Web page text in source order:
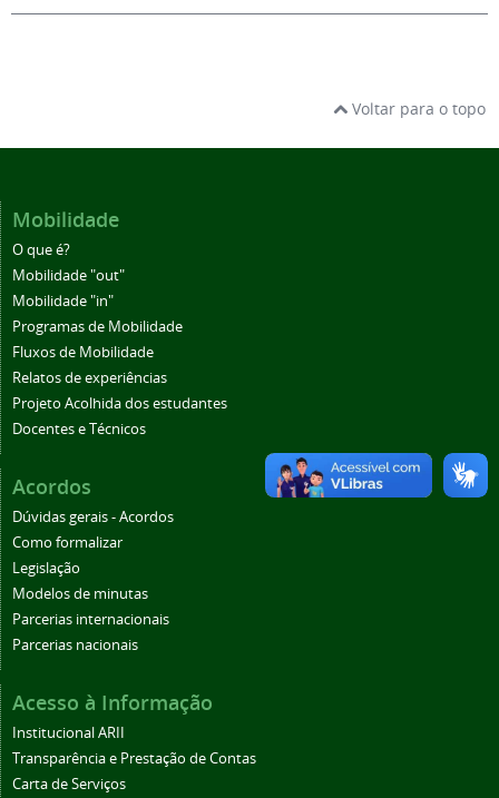
Voltar para o topo
Mobilidade
O que é?
Mobilidade "out"
Mobilidade "in"
Programas de Mobilidade
Fluxos de Mobilidade
Relatos de experiências
Projeto Acolhida dos estudantes
Docentes e Técnicos
Acordos
Dúvidas gerais - Acordos
Como formalizar
Legislação
Modelos de minutas
Parcerias internacionais
Parcerias nacionais
Acesso à Informação
Institucional ARII
Transparência e Prestação de Contas
Carta de Serviços